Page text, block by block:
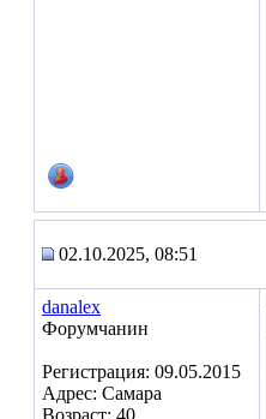
02.10.2025, 08:51
danalex
Форумчанин
Регистрация: 09.05.2015
Адрес: Самара
Возраст: 40